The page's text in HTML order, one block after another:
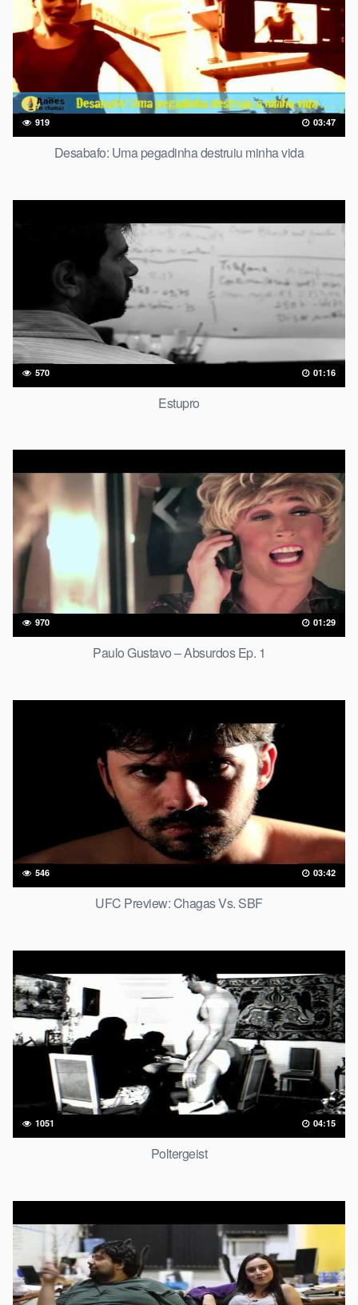
919 03:47
Desabafo: Uma pegadinha destruiu minha vida
570 01:16
Estupro
970 01:29
Paulo Gustavo – Absurdos Ep. 1
546 03:42
UFC Preview: Chagas Vs. SBF
1051 04:15
Poltergeist